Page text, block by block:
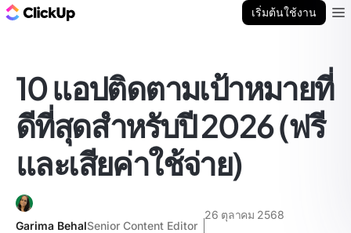
เริ่มต้นใช้งาน
10 แอปติดตามเป้าหมายที่
ดีที่สุดสำหรับปี 2026 (ฟรี
และเสียค่าใช้จ่าย)
Garima BehalSenior Content Editor
26 ตุลาคม 2568